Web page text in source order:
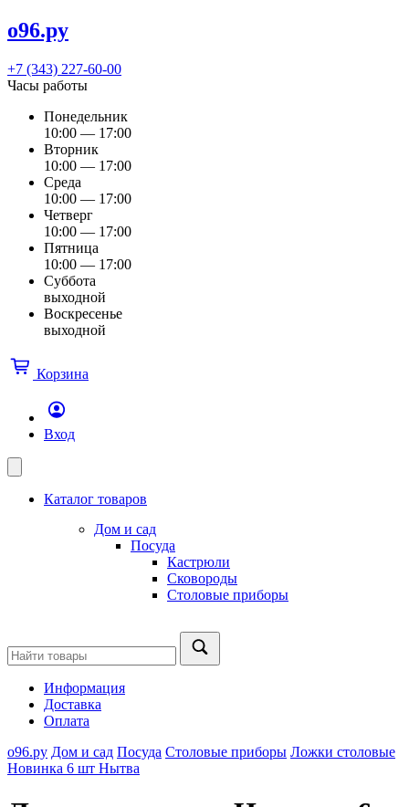
о96.ру
+7 (343) 227-60-00
Часы работы
Понедельник
10:00 — 17:00
Вторник
10:00 — 17:00
Среда
10:00 — 17:00
Четверг
10:00 — 17:00
Пятница
10:00 — 17:00
Суббота
выходной
Воскресенье
выходной
Корзина
Вход
Каталог товаров
Дом и сад
Посуда
Кастрюли
Сковороды
Столовые приборы
Информация
Доставка
Оплата
о96.ру Дом и сад Посуда Столовые приборы Ложки столовые
Новинка 6 шт Нытва